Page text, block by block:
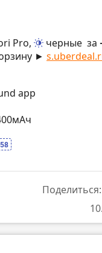
Pro,
черные за
►
app
Поделиться: